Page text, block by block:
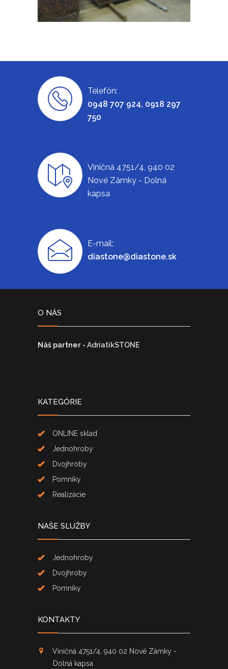
Telefón:
0948 707 924, 0918 297
750
Viničná 4751/4, 940 02
Nové Zámky - Dolná
kapsa
E-mail:
diastone@diastone.sk
O NÁS
Náš partner - AdriatikSTONE
KATEGÓRIE
ONLINE sklad
Jednohroby
Dvojhroby
Pomníky
Realizácie
NAŠE SLUŽBY
Jednohroby
Dvojhroby
Pomníky
KONTAKTY
Viničná 4751/4, 940 02 Nové Zámky -
Dolná kapsa